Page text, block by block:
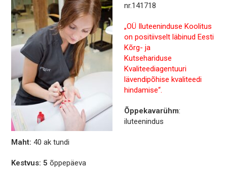
nr.141718
„OÜ Iluteeninduse Koolitus
on positiivselt läbinud Eesti
Kõrg- ja
Kutsehariduse
Kvaliteediagentuuri
lävendipõhise kvaliteedi
hindamise“.
Õppekavarühm:
iluteenindus
Maht:40 ak tundi
Kestvus: 5 õppepäeva